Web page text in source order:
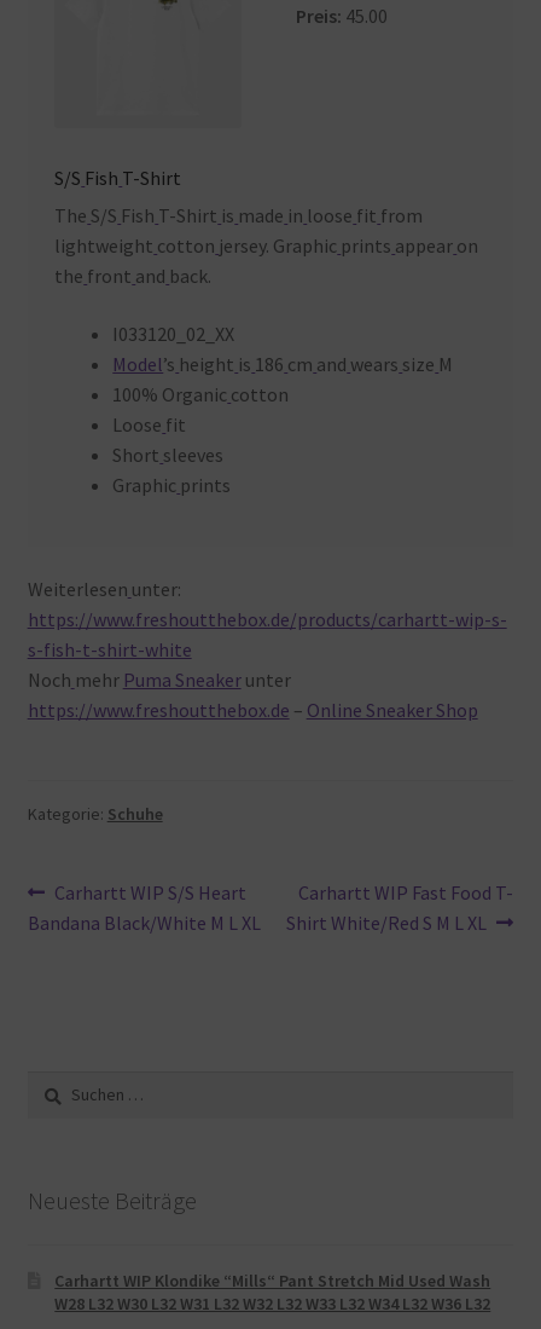
Preis: 45.00
S/S Fish T-Shirt
The S/S Fish T-Shirt is made in loose fit from
lightweight cotton jersey. Graphic prints appear on
the front and back.
I033120_02_XX
Model’s height is 186 cm and wears size M
100% Organic cotton
Loose fit
Short sleeves
Graphic prints
Weiterlesen unter:
https://www.freshoutthebox.de/products/carhartt-wip-s-
s-fish-t-shirt-white
Noch mehr Puma Sneakerunter
https://www.freshoutthebox.de – Online Sneaker Shop
Kategorie: Schuhe
Beitragsnavigation
Vorheriger
Beitrag:
Carhartt WIP S/S Heart
Bandana Black/White M L XL
Nächster
Beitrag:
Carhartt WIP Fast Food T-
Shirt White/Red S M L XL
Suche
nach:
Neueste Beiträge
Carhartt WIP Klondike “Mills“ Pant Stretch Mid Used Wash
W28 L32 W30 L32 W31 L32 W32 L32 W33 L32 W34 L32 W36 L32